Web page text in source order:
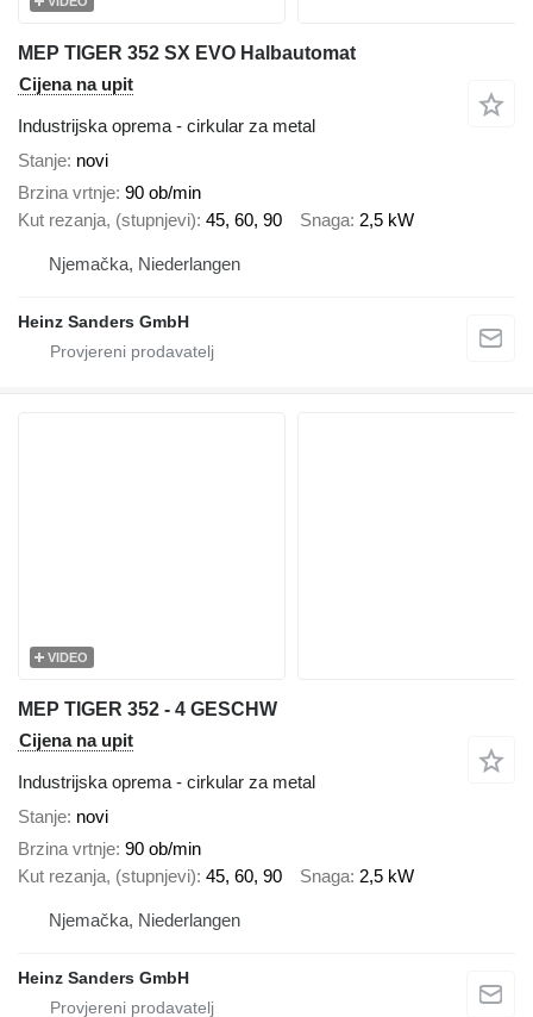
MEP TIGER 352 SX EVO Halbautomat
Cijena na upit
Industrijska oprema - cirkular za metal
Stanje novi
Brzina vrtnje 90 ob/min
Kut rezanja, (stupnjevi) 45, 60, 90 Snaga 2,5 kW
Njemačka, Niederlangen
Heinz Sanders GmbH
VIDEO
MEP TIGER 352 - 4 GESCHW
Cijena na upit
Industrijska oprema - cirkular za metal
Stanje novi
Brzina vrtnje 90 ob/min
Kut rezanja, (stupnjevi) 45, 60, 90 Snaga 2,5 kW
Njemačka, Niederlangen
Heinz Sanders GmbH